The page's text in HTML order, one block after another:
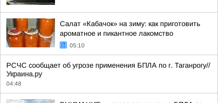
Салат «Кабачок» на зиму: как приготовить
ароматное и пикантное лакомство
05:10
РСЧС сообщает об угрозе применения БПЛА по г. Таганрогу//
Украина.ру
04:48